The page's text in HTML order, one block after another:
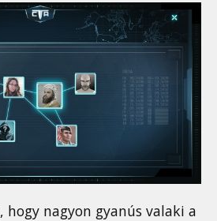
hogy nagyon gyanús valaki a